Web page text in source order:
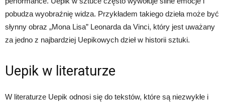
pobudza wyobraźnię widza. Przykładem takiego dzieła może być
słynny obraz „Mona Lisa” Leonarda da Vinci, który jest uważany
za jedno z najbardziej Uepikowych dzieł w historii sztuki.
Uepik w literaturze
W literaturze Uepik odnosi się do tekstów, które są niezwykłe i